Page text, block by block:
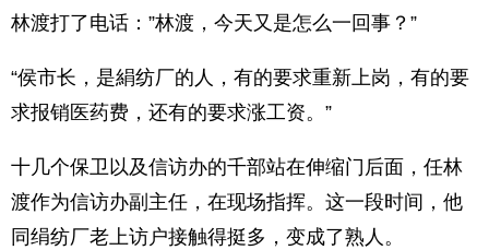
林渡打了电话：”林渡，今天又是怎么一回事？”
“侯市长，是絹纺厂的人，有的要求重新上岗，有的要
求报销医药费，还有的要求涨工资。”
十几个保卫以及信访办的千部站在伸缩门后面，任林
渡作为信访办副主任，在现场指挥。这一段时间，他
同绢纺厂老上访户接触得挺多，变成了熟人。